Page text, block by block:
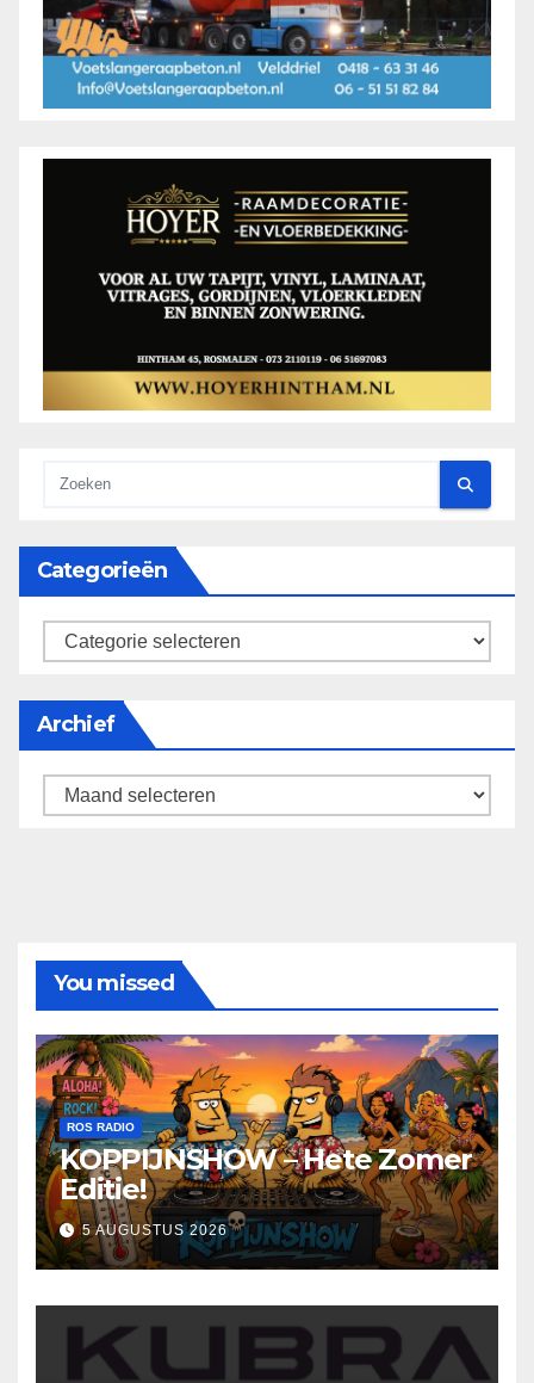
Categorieën
categorieën
Archief
Archief
You missed
ROS RADIO
KOPPIJNSHOW – Hete Zomer
Editie!
5 AUGUSTUS 2026